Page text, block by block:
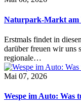
Naturpark-Markt am
Erstmals findet in
darüber freuen wir uns
regionale…
Mai 07, 2026
Wespe im Auto: Was